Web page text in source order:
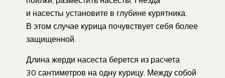
и насесты установите в глубине курятника.
В этом случае курица почувствует себя более
защищенной.
Длина жерди насеста берется из расчета
30 сантиметров на одну курицу. Между собой